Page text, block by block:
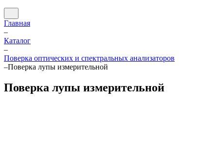
Главная
–
Каталог
–
Поверка оптических и спектральных анализаторов
–Поверка лупы измерительной
Поверка лупы измерительной